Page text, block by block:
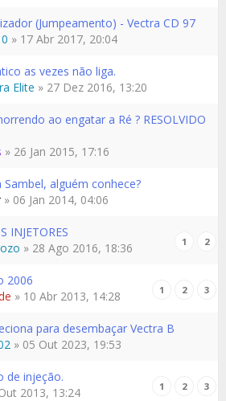
(Jumpeamento) - Vectra CD 97
» 17 Abr 2017, 20:04
as vezes não liga.
Elite » 27 Dez 2016, 13:20
ao engatar a Ré ? RESOLVIDO
» 26 Jan 2015, 17:16
alguém conhece?
» 06 Jan 2014, 04:06
INJETORES
1 2
» 28 Ago 2016, 18:36
2006
1 2 3
» 10 Abr 2013, 14:28
para desembaçar Vectra B
» 05 Out 2023, 19:53
de injeção.
1 2 3
2013, 13:24